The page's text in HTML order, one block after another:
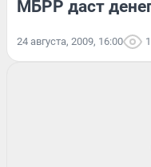
МБРР даст
24 августа, 2009, 16:00